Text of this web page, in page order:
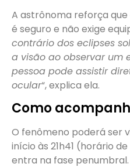
A astrônoma reforça
é seguro e não exige
contrário dos eclipses
a visão ao observar um
pessoa pode assistir
ocular“, explica ela.
Como
O fenômeno poderá ser
início às 21h41 (horário
entra na fase